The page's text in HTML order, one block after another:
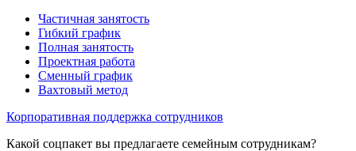
Частичная занятость
Гибкий график
Полная занятость
Проектная работа
Сменный график
Вахтовый метод
Корпоративная поддержка сотрудников
Какой соцпакет вы предлагаете семейным сотрудникам?